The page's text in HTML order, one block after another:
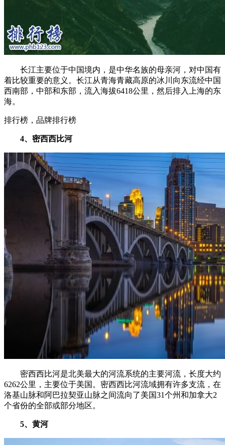
长江主要位于中国境内，是中华名族的母亲河，对中国有
着比较重要的意义。长江从青海青藏高原的冰川向东流经中国
西南部，中部和东部，流入海拔6418公里，然后排入上海的东
海。
排行榜，品牌排行榜
4、密西西比河
密西西比河是北美最大的河流系统的主要河流，长度大约
6262公里，主要位于美国。密西西比河流域拥有许多支流，在
洛基山脉和阿巴拉契亚山脉之间流向了美国31个州和加拿大2
个省份的全部或部分地区。
5、黄河